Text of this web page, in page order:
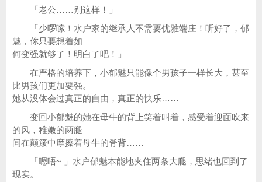
「老公……别这样！」
「少啰嗦！水户家的继承人不需要优雅端庄！听好了，郁
魅，你只要想着如
何变强就够了！明白了吧！」
在严格的培养下，小郁魅只能像个男孩子一样长大，甚至
比男孩们更加要强。
她从没体会过真正的自由，真正的快乐……
变回小郁魅的她在母牛的背上笑着叫着，感受着迎面吹来
的风，稚嫩的两腿
间在颠簸中摩擦着母牛的脊背……
「嗯唔~ 」水户郁魅本能地夹住两条大腿，思绪也回到了
现实。